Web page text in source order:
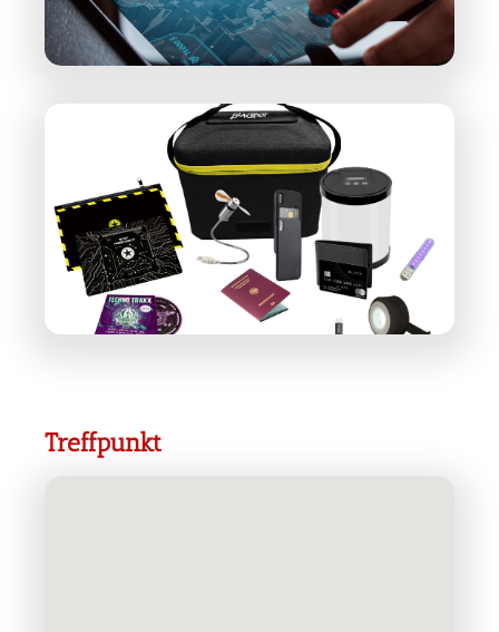
Treffpunkt